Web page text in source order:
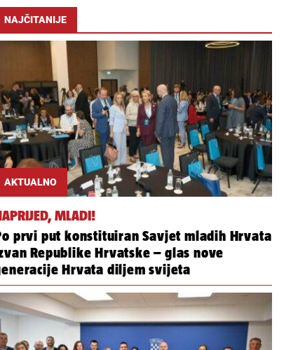
NAJČITANIJE
AKTUALNO
MLADI!
prvi put konstituiran Savjet mladih Hrvata
Republike Hrvatske – glas nove
Hrvata diljem svijeta